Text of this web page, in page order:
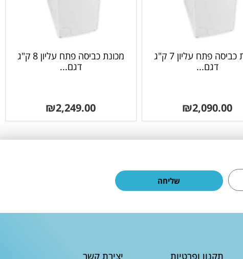
מכונת כביסה פתח עליון 7 ק"ג
דגם...
₪2,090.00
מכונת כביסה פתח עליון 8 ק"ג
דגם...
₪2,249.00
שליחה
תקנון ופרטיות יצירת קשר